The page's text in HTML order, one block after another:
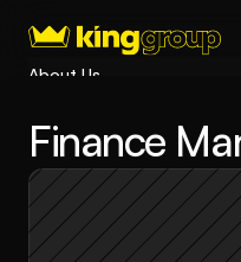
About Us
Services
Process
Finance